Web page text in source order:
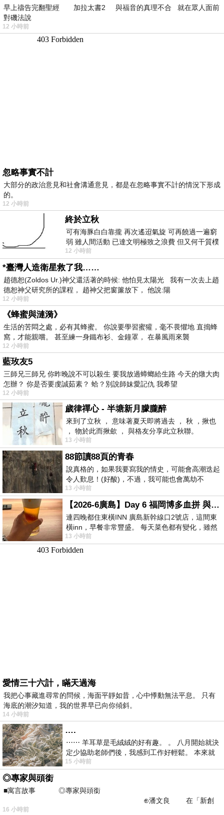
早上禱告完翻聖經 加拉太書2 與福音的真理不合 就在眾人面前
對磯法說
12 小時前
忽略事實不計
大部分的政治意見和社會溝通意見，都是在忽略事實不計的情況下形成
的。
12 小時前
終於立秋
可有海豚白白靠攏 再次遙迢氣旋 可再饒過一遍窮
弱 雖人間活動 已達文明極致之浪費 但又何干質樸
者 只能白白陪葬
12 小時前
*臺灣人造衛星救了我……
趙德恕(Zoldos Ur.)神父還活著的時候: 他怕見太陽光 我有一次去上趙
德恕神父研究所的課程， 趙神父把窗簾放下， 他說:陽
12 小時前
《蜂蜜與漣漪》
生活的苦悶之處，必有其蜂蜜。 你說要學習蜜獾，毫不畏懼地 直搗蜂
窩，才能親嚐。 甚至練一身鐵布衫、金鐘罩， 在暴風雨來襲
12 小時前
藍玫友5
三師兄三師兄 你昨晚說不可以殺生 要我放過蟑螂給生路 今天的燉大肉
怎辦？ 你是否要虔誠茹素？ 蛤？別說師妹愛記仇 我希望
12 小時前
歲律禪心 - 半塘新月朦朧醉
來到了立秋 ， 意味著夏天即將過去 ， 秋 ，揪也
， 物於此而揪歛 ， 與格友分享此立秋聯。
13 小時前
88節讀88頁的青春
說真格的，如果我要寫我的情史，可能會高潮迭起
令人歎息！(好酸)，不過，我可能也會萬劫不
復...，每天跪鍵盤還是被判了花心的罪
13 小時前
【2026-6廣島】Day 6 福岡博多血拼 與機場接送少年司機深夜對談
連四晚都住東橫INN 廣島新幹線口2號店，這間東
橫inn，早餐非常豐盛。 每天菜色都有變化，雖然
看到工作人員拿出料理包加熱，但
13 小時前
愛情三十六計，瞞天過海
我把心事藏進尋常的問候，海面平靜如昔，心中悸動無法平息。 只有
海底的潮汐知道，我的世界早已向你傾斜。
14 小時前
….
⋯⋯ 羊耳草是毛絨絨的好有趣。 。 八月開始就決
定少協助老師們後，我感到工作好輕鬆。 本來就
不是我的工作啊。 真
15 小時前
◎專家與頭銜
■寓言故事 ◎專家與頭銜
⊕潘文良 在「新創
之谷」裡——
16 小時前